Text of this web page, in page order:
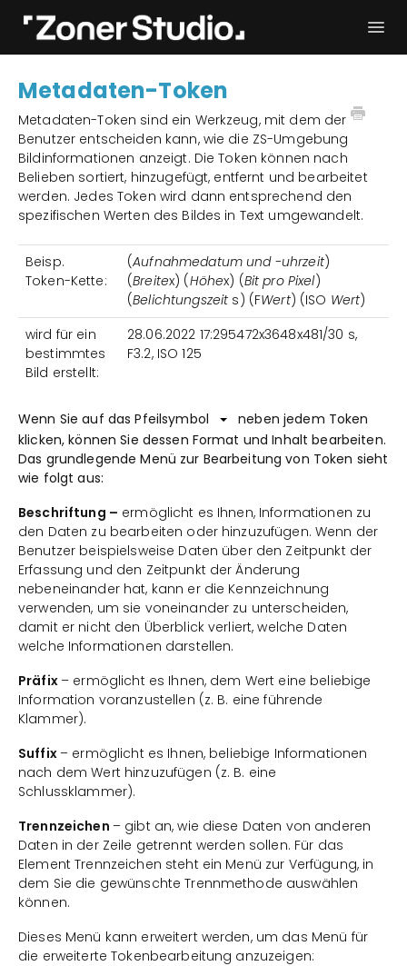
Bedienungsanleitung Kontakt
Metadaten-Token
Metadaten-Token sind ein Werkzeug, mit dem der
Benutzer entscheiden kann, wie die ZS-Umgebung
Bildinformationen anzeigt. Die Token können nach
Belieben sortiert, hinzugefügt, entfernt und bearbeitet
werden. Jedes Token wird dann entsprechend den
spezifischen Werten des Bildes in Text umgewandelt.
Beisp.
Token-Kette:
(Aufnahmedatum und -uhrzeit)
(Breitex) (Höhex) (Bit pro Pixel)
(Belichtungszeit s) (FWert) (ISO Wert)
wird für ein
bestimmtes
Bild erstellt:
28.06.2022 17:295472x3648x481/30 s,
F3.2, ISO 125
Wenn Sie auf das Pfeilsymbol
neben jedem Token
klicken, können Sie dessen Format und Inhalt bearbeiten.
Das grundlegende Menü zur Bearbeitung von Token sieht
wie folgt aus:
Beschriftung – ermöglicht es Ihnen, Informationen zu
den Daten zu bearbeiten oder hinzuzufügen. Wenn der
Benutzer beispielsweise Daten über den Zeitpunkt der
Erfassung und den Zeitpunkt der Änderung
nebeneinander hat, kann er die Kennzeichnung
verwenden, um sie voneinander zu unterscheiden,
damit er nicht den Überblick verliert, welche Daten
welche Informationen darstellen.
Präfix – ermöglicht es Ihnen, dem Wert eine beliebige
Information voranzustellen (z. B. eine führende
Klammer).
Suffix – ermöglicht es Ihnen, beliebige Informationen
nach dem Wert hinzuzufügen (z. B. eine
Schlussklammer).
Trennzeichen – gibt an, wie diese Daten von anderen
Daten in der Zeile getrennt werden sollen. Für das
Element Trennzeichen steht ein Menü zur Verfügung, in
dem Sie die gewünschte Trennmethode auswählen
können.
Dieses Menü kann erweitert werden, um das Menü für
die erweiterte Tokenbearbeitung anzuzeigen: